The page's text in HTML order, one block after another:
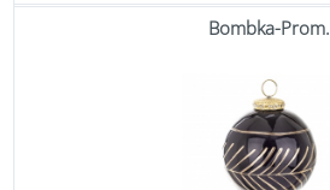
Bombka-Prom.